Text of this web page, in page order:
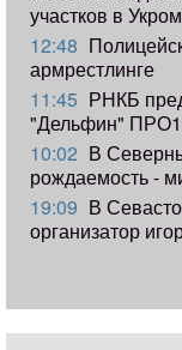
участков в
12:48
армрестлинге
11:45 РНКБ
"Дельфин"
10:02 В
рождаемость -
19:09 В
организатор